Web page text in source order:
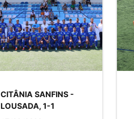
CITÂNIA SANFINS -
LOUSADA, 1-1